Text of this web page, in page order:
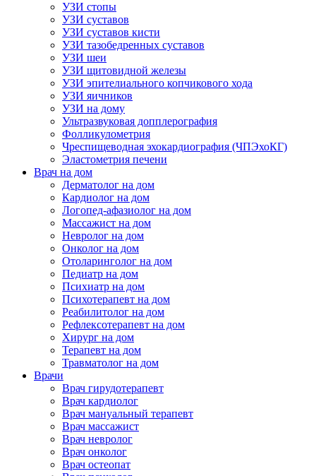
УЗИ стопы
УЗИ суставов
УЗИ суставов кисти
УЗИ тазобедренных суставов
УЗИ шеи
УЗИ щитовидной железы
УЗИ эпителиального копчикового хода
УЗИ яичников
УЗИ на дому
Ультразвуковая допплерография
Фолликулометрия
Чреспищеводная эхокардиография (ЧПЭхоКГ)
Эластометрия печени
Врач на дом
Дерматолог на дом
Кардиолог на дом
Логопед-афазиолог на дом
Массажист на дом
Невролог на дом
Онколог на дом
Отоларинголог на дом
Педиатр на дом
Психиатр на дом
Психотерапевт на дом
Реабилитолог на дом
Рефлексотерапевт на дом
Хирург на дом
Терапевт на дом
Травматолог на дом
Врачи
Врач гирудотерапевт
Врач кардиолог
Врач мануальный терапевт
Врач массажист
Врач невролог
Врач онколог
Врач остеопат